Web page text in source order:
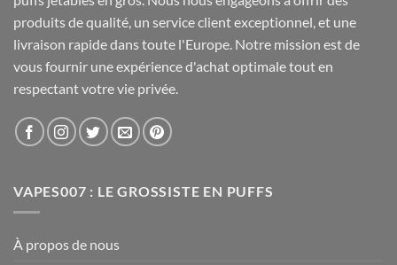
produits de qualité, un service client exceptionnel, et une
livraison rapide dans toute l'Europe. Notre mission est de
vous fournir une expérience d'achat optimale tout en
respectant votre vie privée.
VAPES007 : LE GROSSISTE EN PUFFS
À propos de nous